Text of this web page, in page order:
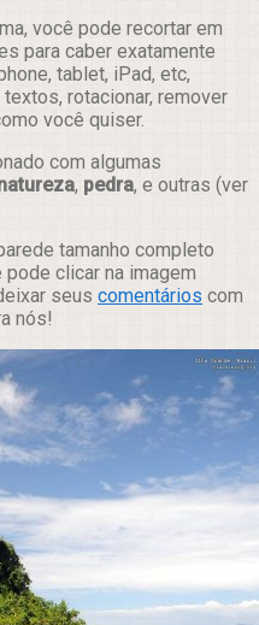
você pode recortar em
para caber exatamente
tablet, iPad, etc,
rotacionar, remover
você quiser.
com algumas
, pedra, e outras (ver
tamanho completo
clicar na imagem
seus comentários com
nós!